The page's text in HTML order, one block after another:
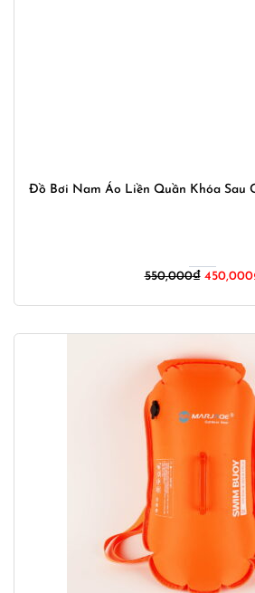
Đồ Bơi Nam Áo Liền Quần Khóa Sau
550,000₫ Giá
450,000